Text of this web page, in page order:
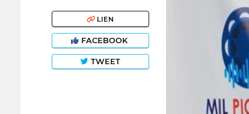
LIEN
FACEBOOK
TWEET